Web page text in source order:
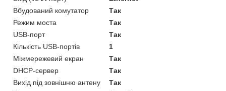
Вбудований комутатор
Так
Режим моста
Так
USB-порт
Так
Кількість USB-портів
1
Міжмережевий екран
Так
DHCP-сервер
Так
Вихід під зовнішню антену
Так